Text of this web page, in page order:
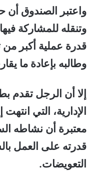
واعتبر الصندوق أن
وتنقله للمشاركة
قدرة عملية أكبر من
وطالبه بإعادة ما يقارب 160 ألف كرونة
إلا أن الرجل تقدم
الإدارية، التي
معتبرة أن نشاطه
قدرته على العمل
التعويضات.